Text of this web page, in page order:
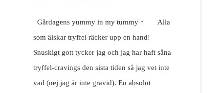
Gårdagens yummy in my tummy ↑ Alla
som älskar tryffel räcker upp en hand!
Snuskigt gott tycker jag och jag har haft såna
tryffel-cravings den sista tiden så jag vet inte
vad (nej jag är inte gravid). En absolut